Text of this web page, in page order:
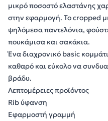
μικρό ποσοστό ελαστάνης
στην εφαρμογή. Το cropped
ψηλόμεσα παντελόνια,
πουκάμισα και σακάκια.
Ένα διαχρονικό basic
καθαρό και εύκολο να
βράδυ.
Λεπτομέρειες προϊόντος
Rib ύφανση
Εφαρμοστή γραμμή